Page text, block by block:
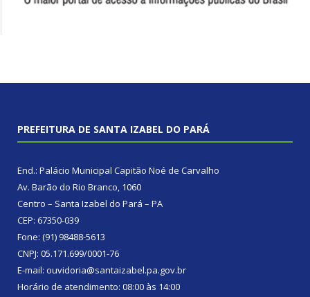
PREFEITURA DE SANTA IZABEL DO PARÁ
End.: Palácio Municipal Capitão Noé de Carvalho
Av. Barão do Rio Branco, 1060
Centro – Santa Izabel do Pará – PA
CEP: 67350-039
Fone: (91) 98488-5613
CNPJ: 05.171.699/0001-76
E-mail: ouvidoria@santaizabel.pa.gov.br
Horário de atendimento: 08:00 às 14:00